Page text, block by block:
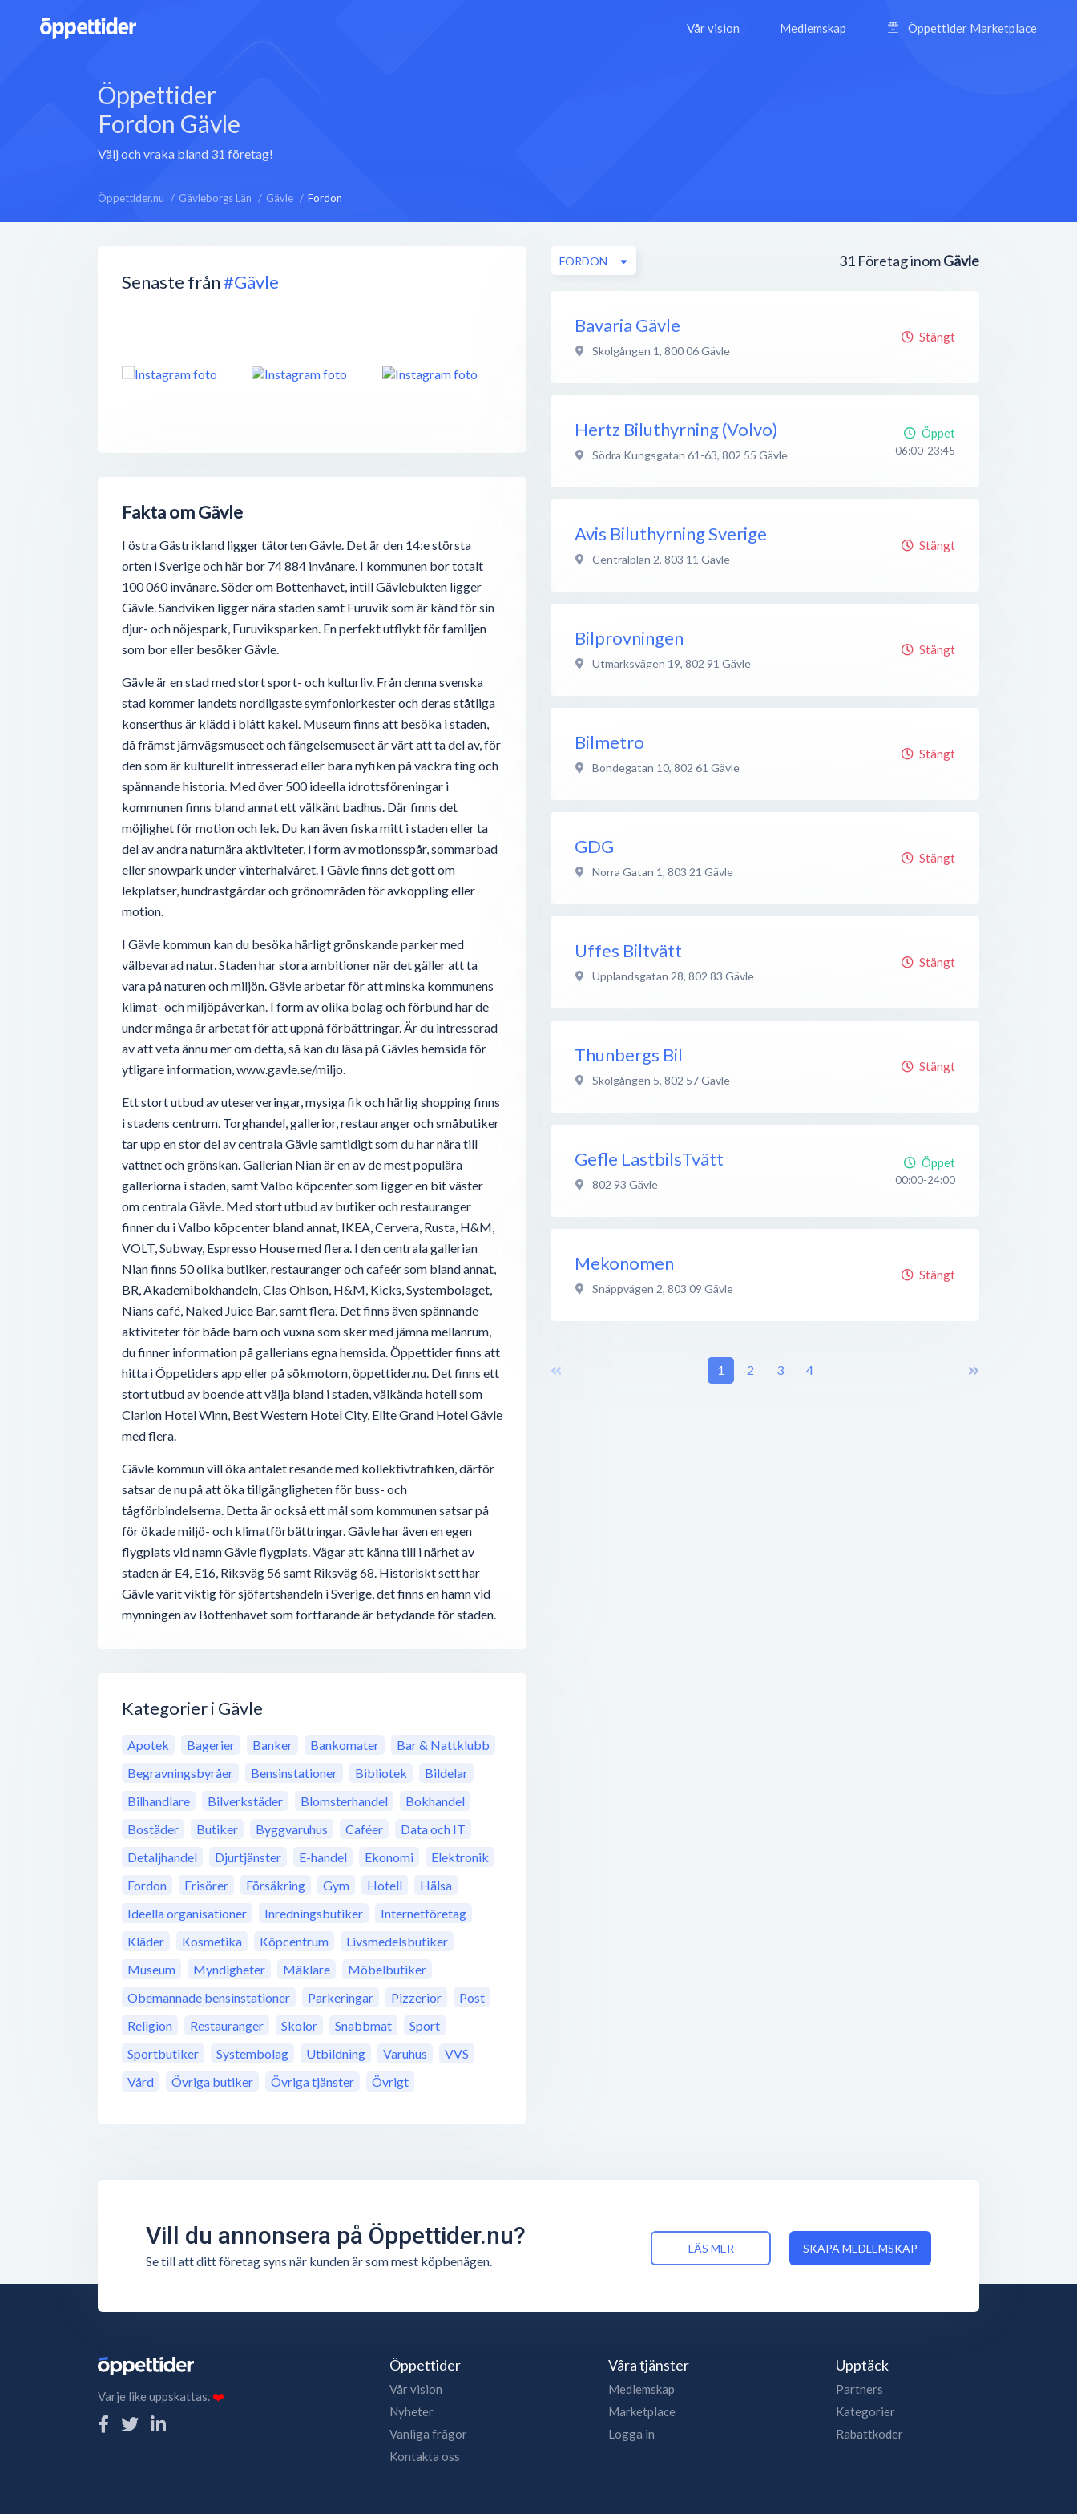
Vår vision Medlemskap Öppettider Marketplace
Öppettider
Fordon Gävle
Välj och vraka bland 31 företag!
Öppettider.nu Gävleborgs Län Gävle Fordon
Senaste från#Gävle
Fakta om Gävle
I östra Gästrikland ligger tätorten Gävle. Det är den 14:e största
orten i Sverige och här bor 74 884 invånare. I kommunen bor totalt
100 060 invånare. Söder om Bottenhavet, intill Gävlebukten ligger
Gävle. Sandviken ligger nära staden samt Furuvik som är känd för sin
djur- och nöjespark, Furuviksparken. En perfekt utflykt för familjen
som bor eller besöker Gävle.
Gävle är en stad med stort sport- och kulturliv. Från denna svenska
stad kommer landets nordligaste symfoniorkester och deras ståtliga
konserthus är klädd i blått kakel. Museum finns att besöka i staden,
då främst järnvägsmuseet och fängelsemuseet är värt att ta del av, för
den som är kulturellt intresserad eller bara nyfiken på vackra ting och
spännande historia. Med över 500 ideella idrottsföreningar i
kommunen finns bland annat ett välkänt badhus. Där finns det
möjlighet för motion och lek. Du kan även fiska mitt i staden eller ta
del av andra naturnära aktiviteter, i form av motionsspår, sommarbad
eller snowpark under vinterhalvåret. I Gävle finns det gott om
lekplatser, hundrastgårdar och grönområden för avkoppling eller
motion.
I Gävle kommun kan du besöka härligt grönskande parker med
välbevarad natur. Staden har stora ambitioner när det gäller att ta
vara på naturen och miljön. Gävle arbetar för att minska kommunens
klimat- och miljöpåverkan. I form av olika bolag och förbund har de
under många år arbetat för att uppnå förbättringar. Är du intresserad
av att veta ännu mer om detta, så kan du läsa på Gävles hemsida för
ytligare information, www.gavle.se/miljo.
Ett stort utbud av uteserveringar, mysiga fik och härlig shopping finns
i stadens centrum. Torghandel, gallerior, restauranger och småbutiker
tar upp en stor del av centrala Gävle samtidigt som du har nära till
vattnet och grönskan. Gallerian Nian är en av de mest populära
galleriorna i staden, samt Valbo köpcenter som ligger en bit väster
om centrala Gävle. Med stort utbud av butiker och restauranger
finner du i Valbo köpcenter bland annat, IKEA, Cervera, Rusta, H&M,
VOLT, Subway, Espresso House med flera. I den centrala gallerian
Nian finns 50 olika butiker, restauranger och cafeér som bland annat,
BR, Akademibokhandeln, Clas Ohlson, H&M, Kicks, Systembolaget,
Nians café, Naked Juice Bar, samt flera. Det finns även spännande
aktiviteter för både barn och vuxna som sker med jämna mellanrum,
du finner information på gallerians egna hemsida. Öppettider finns att
hitta i Öppetiders app eller på sökmotorn, öppettider.nu. Det finns ett
stort utbud av boende att välja bland i staden, välkända hotell som
Clarion Hotel Winn, Best Western Hotel City, Elite Grand Hotel Gävle
med flera.
Gävle kommun vill öka antalet resande med kollektivtrafiken, därför
satsar de nu på att öka tillgängligheten för buss- och
tågförbindelserna. Detta är också ett mål som kommunen satsar på
för ökade miljö- och klimatförbättringar. Gävle har även en egen
flygplats vid namn Gävle flygplats. Vägar att känna till i närhet av
staden är E4, E16, Riksväg 56 samt Riksväg 68. Historiskt sett har
Gävle varit viktig för sjöfartshandeln i Sverige, det finns en hamn vid
mynningen av Bottenhavet som fortfarande är betydande för staden.
Kategorier i Gävle
Apotek Bagerier Banker Bankomater
Bar & Nattklubb
Begravningsbyråer
Bensinstationer Bibliotek
Bildelar
Bilhandlare
Bilverkstäder Blomsterhandel
Bokhandel
Bostäder
Butiker Byggvaruhus Caféer
Data och IT
Detaljhandel
Djurtjänster E-handel Ekonomi
Elektronik
Fordon
Frisörer Försäkring Gym Hotell
Hälsa
Ideella organisationer
Inredningsbutiker
Internetföretag
Kläder
Kosmetika Köpcentrum
Livsmedelsbutiker
Museum
Myndigheter Mäklare
Möbelbutiker
Obemannade bensinstationer
Parkeringar Pizzerior
Post
Religion
Restauranger Skolor Snabbmat
Sport
Sportbutiker
Systembolag Utbildning Varuhus
VVS
Vård
Övriga butiker Övriga tjänster Övrigt
31 Företag inomGävle
FORDON
Bavaria Gävle
Skolgången 1, 800 06Gävle
Stängt
Hertz Biluthyrning (Volvo)
Södra Kungsgatan 61-63, 802 55 Gävle
Öppet
06:00-23:45
Avis Biluthyrning Sverige
Centralplan 2, 803 11 Gävle
Stängt
Bilprovningen
Utmarksvägen 19, 802 91 Gävle
Stängt
Bilmetro
Bondegatan 10, 802 61 Gävle
Stängt
GDG
Norra Gatan 1, 803 21 Gävle
Stängt
Uffes Biltvätt
Upplandsgatan 28, 802 83 Gävle
Stängt
Thunbergs Bil
Skolgången 5, 802 57Gävle
Stängt
Gefle LastbilsTvätt
802 93 Gävle
Öppet
00:00-24:00
Mekonomen
Snäppvägen 2, 803 09 Gävle
Stängt
1 2 3 4
Vill du annonsera på Öppettider.nu?
Se till att ditt företag syns när kunden är som mest köpbenägen.
LÄS MER SKAPA MEDLEMSKAP
Varje like uppskattas.❤️
Öppettider
Vår vision
Nyheter
Vanliga frågor
Kontakta oss
Våra tjänster
Medlemskap
Marketplace
Logga in
Upptäck
Partners
Kategorier
Rabattkoder